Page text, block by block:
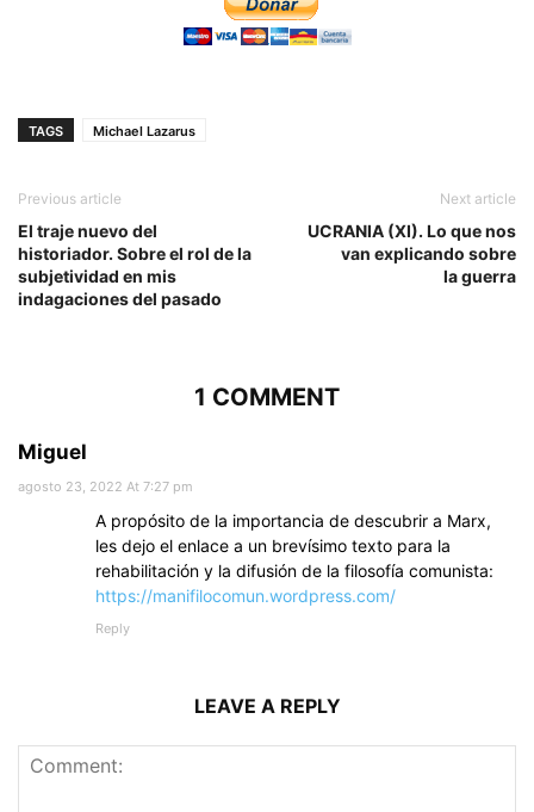
TAGS Michael Lazarus
Previous article
El traje nuevo del
historiador. Sobre el rol de la
subjetividad en mis
indagaciones del pasado
Next article
UCRANIA (XI). Lo que nos
van explicando sobre
la guerra
1 COMMENT
Miguel
agosto 23, 2022 At 7:27 pm
A propósito de la importancia de descubrir a Marx,
les dejo el enlace a un brevísimo texto para la
rehabilitación y la difusión de la filosofía comunista:
https://manifilocomun.wordpress.com/
Reply
LEAVE A REPLY